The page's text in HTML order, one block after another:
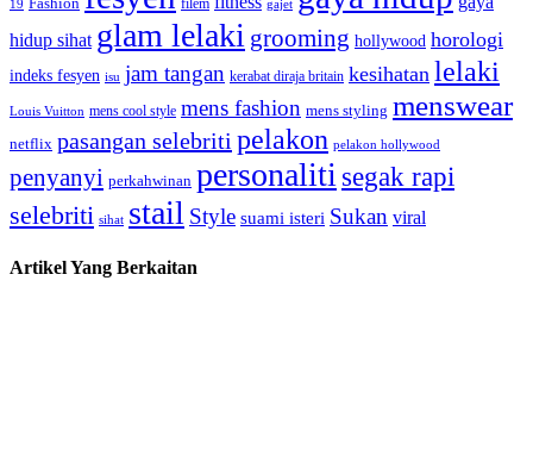
19 Fashion filem gajet
hidup sihat glam lelaki grooming hollywood horologi
indeks fesyen isu jam tangan kerabat diraja britain kesihatan lelaki
Louis Vuitton mens cool style mens fashion mens styling menswear
netflix pasangan selebriti pelakon pelakon hollywood
penyanyi perkahwinan personaliti segak rapi
selebriti sihat stail Style suami isteri Sukan viral
Artikel Yang Berkaitan